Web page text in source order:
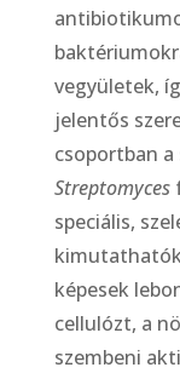
vegyületek,
jelentős
csoportban
Streptomyces
speciális,
képesek
cellulózt, a
szembeni